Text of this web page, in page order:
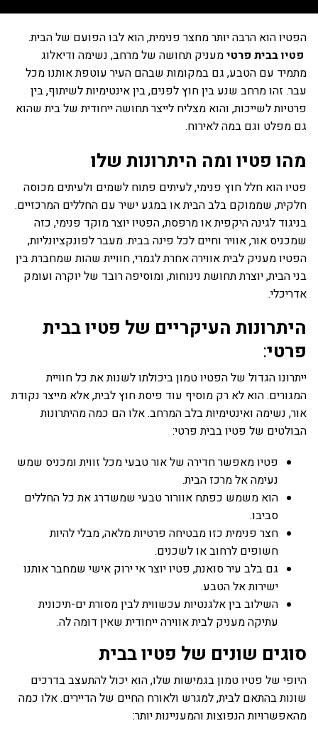
הפטיו הוא הרבה יותר מחצר פנימית, הוא לבו הפועם של הבית.
פטיו בבית פרטימעניק תחושה של מרחב, נשימה ודיאלוג
מתמיד עם הטבע, גם במקומות שבהם העיר עוטפת אותנו מכל
עבר. זהו מרחב שנע בין חוץ לפנים, בין אינטימיות לשיתוף, בין
פרטיות לשייכות, והוא מצליח לייצר תחושה ייחודית של בית שהוא
גם מפלט וגם במה לאירוח.
מהו פטיו ומה היתרונות שלו
פטיו הוא חלל חוץ פנימי, לעיתים פתוח לשמים ולעיתים מכוסה
חלקית, שממוקם בלב הבית או במגע ישיר עם החללים המרכזיים.
בניגוד לגינה היקפית או מרפסת, הפטיו יוצר מוקד פנימי, כזה
שמכניס אור, אוויר וחיים לכל פינה בבית. מעבר לפונקציונליות,
הפטיו מעניק לבית אווירה אחרת לגמרי, חוויית שהות שמחברת בין
בני הבית, יוצרת תחושת נינוחות, ומוסיפה רובד של יוקרה ועומק
אדריכלי.
היתרונות העיקריים של פטיו בבית
פרטי:
ייתרונו הגדול של הפטיו טמון ביכולתו לשנות את כל חוויית
המגורים. הוא לא רק מוסיף עוד פיסת חוץ לבית, אלא מייצר נקודת
אור, נשימה ואינטימיות בלב המרחב. אלו הם כמה מהיתרונות
הבולטים של פטיו בבית פרטי:
פטיו מאפשר חדירה של אור טבעי מכל זווית ומכניס שמש
נעימה אל מרכז הבית.
הוא משמש כפתח אוורור טבעי שמשדרג את כל החללים
סביבו.
חצר פנימית כזו מבטיחה פרטיות מלאה, מבלי להיות
חשופים לרחוב או לשכנים.
גם בלב עיר סואנת, פטיו יוצר אי ירוק אישי שמחבר אותנו
ישירות אל הטבע.
השילוב בין אלגנטיות עכשווית לבין מסורת ים-תיכונית
עתיקה מעניק לבית אווירה ייחודית שאין דומה לה.
סוגים שונים של פטיו בבית
היופי של פטיו טמון בגמישות שלו, הוא יכול להתעצב בדרכים
שונות בהתאם לבית, למגרש ולאורח החיים של הדיירים. אלו כמה
מהאפשרויות הנפוצות והמעניינות יותר: